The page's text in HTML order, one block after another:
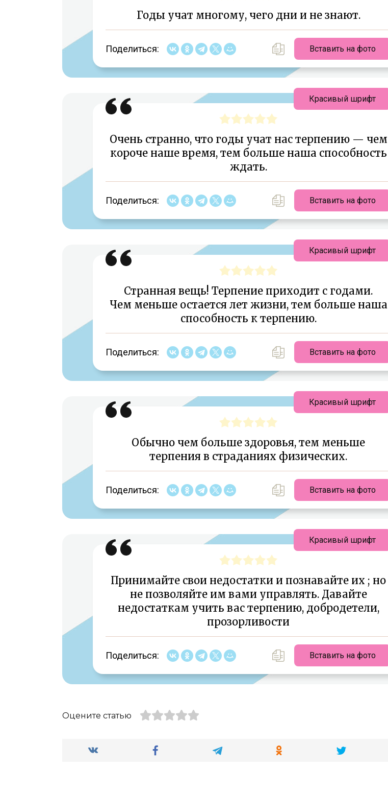
Годы учат многому, чего дни и не знают.
Поделиться: Вставить на фото
Очень странно, что годы учат нас терпению — чем
короче наше время, тем больше наша способность
ждать.
Поделиться: Вставить на фото
Красивый шрифт
Странная вещь! Терпение приходит с годами.
Чем меньше остается лет жизни, тем больше наша
способность к терпению.
Поделиться: Вставить на фото
Красивый шрифт
Обычно чем больше здоровья, тем меньше
терпения в страданиях физических.
Поделиться: Вставить на фото
Красивый шрифт
Принимайте свои недостатки и познавайте их ; но
не позволяйте им вами управлять. Давайте
недостаткам учить вас терпению, добродетели,
прозорливости
Поделиться: Вставить на фото
Красивый шрифт
Оцените статью